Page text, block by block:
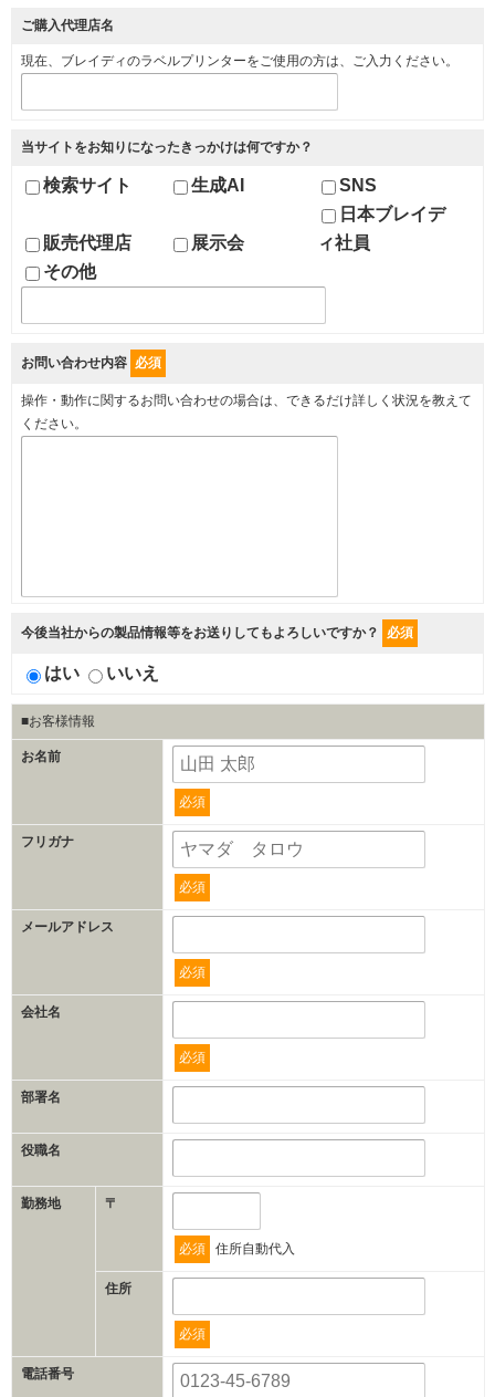
ご購入代理店名
現在、ブレイディのラベルプリンターをご使用の方は、ご入力ください。
当サイトをお知りになったきっかけは何ですか？
検索サイト 生成AI SNS
販売代理店 展示会
日本ブレイデ
ィ社員
その他
お問い合わせ内容 必須
操作・動作に関するお問い合わせの場合は、できるだけ詳しく状況を教えて
ください。
今後当社からの製品情報等をお送りしてもよろしいですか？ 必須
はい いいえ
■お客様情報
お名前
必須
フリガナ
必須
メールアドレス
必須
会社名
必須
部署名
役職名
勤務地 〒
必須 住所自動代入
住所
必須
電話番号